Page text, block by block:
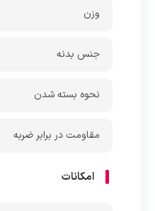
وزن
جنس بدنه
نحوه بسته شدن
مقاومت در برابر ضربه
امکانات